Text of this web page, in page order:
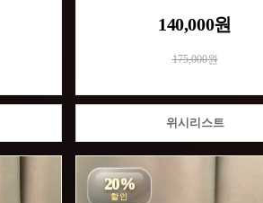
140,000원
175,000원
위시리스트
20%
할인